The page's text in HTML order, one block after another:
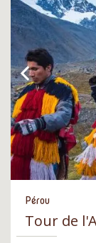
Pérou
Tour de